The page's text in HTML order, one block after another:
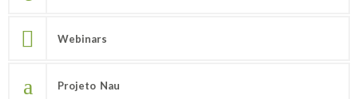
Webinars
Projeto Nau